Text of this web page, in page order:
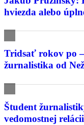
hviezda alebo
Tridsať rokov po
žurnalistika od
Študent
vedomostnej